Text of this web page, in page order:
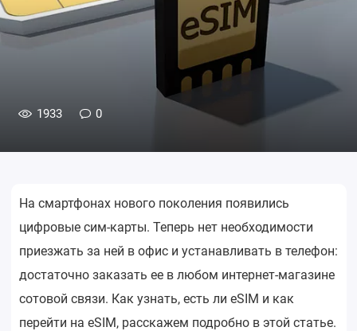
1933 0
На смартфонах нового поколения появились
цифровые сим-карты. Теперь нет необходимости
приезжать за ней в офис и устанавливать в телефон:
достаточно заказать ее в любом интернет-магазине
сотовой связи. Как узнать, есть ли eSIM и как
перейти на eSIM, расскажем подробно в этой статье.